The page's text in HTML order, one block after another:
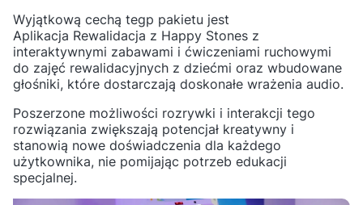
Wyjątkową cechą tegp pakietu jest
Aplikacja Rewalidacja z Happy Stones z
interaktywnymi zabawami i ćwiczeniami ruchowymi
do zajęć rewalidacyjnych z dziećmi oraz wbudowane
głośniki, które dostarczają doskonałe wrażenia audio.
Poszerzone możliwości rozrywki i interakcji tego
rozwiązania zwiększają potencjał kreatywny i
stanowią nowe doświadczenia dla każdego
użytkownika, nie pomijając potrzeb edukacji
specjalnej.